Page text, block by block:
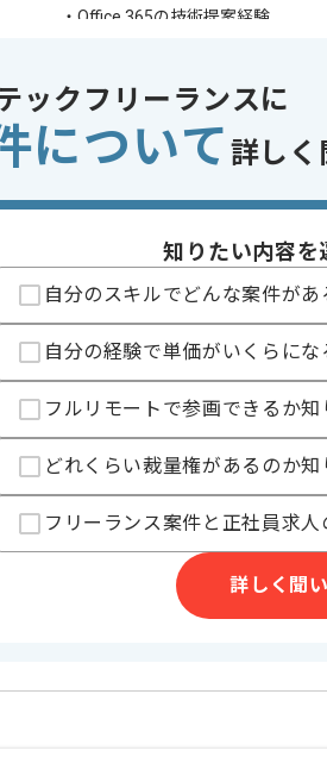
・Office 365の技術提案経験
記に似た経験やスキルをお持ちであれば申し込
Windows Server
ウド
Office 365
す。
にマッチいたします。
ックフリーランスに
について 詳しく
知りたい内容を
自分のスキルでどんな案件があ
自分の経験で単価がいくらにな
フルリモートで参画できるか知
どれくらい裁量権があるのか知
フリーランス案件と正社員求
詳しく聞